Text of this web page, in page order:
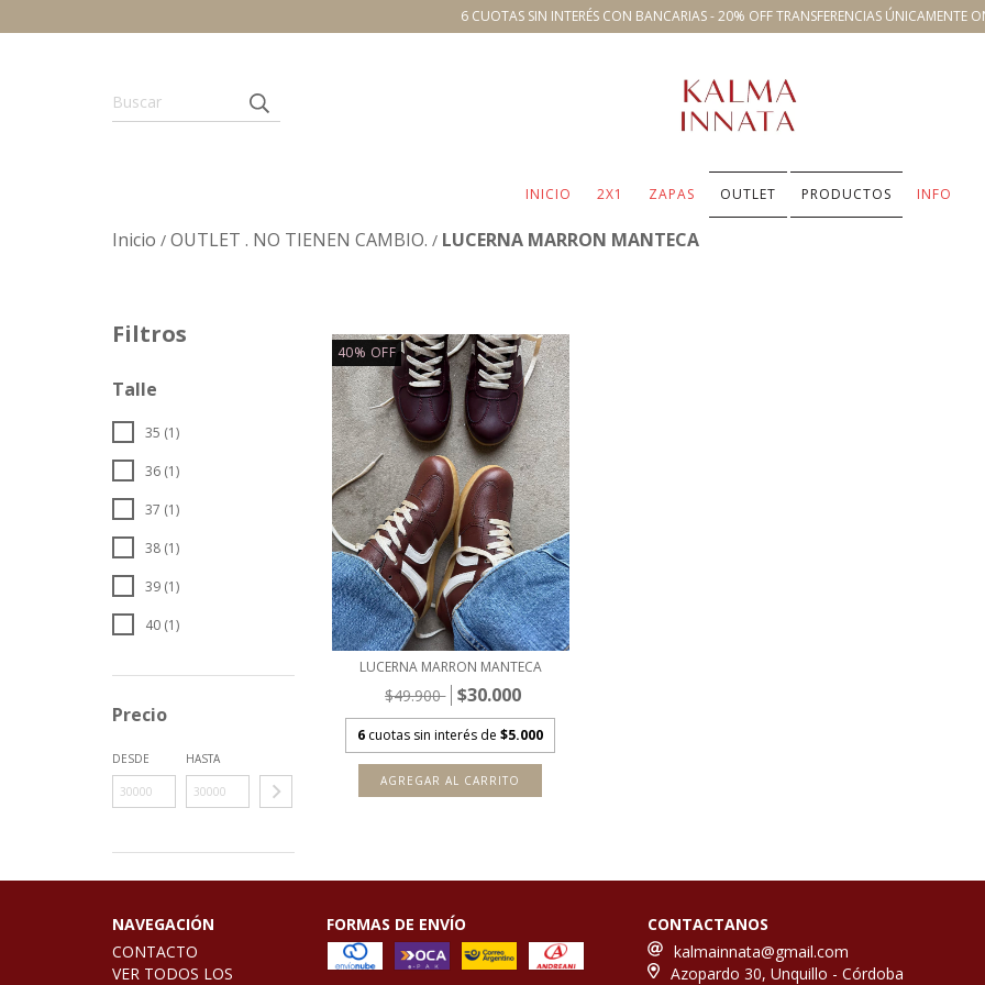
6 CUOTAS SIN INTERÉS CON BANCARIAS - 20% OFF TRANSFERENCIAS ÚNICAMENTE
INICIO 2X1 ZAPAS OUTLET PRODUCTOS INFO
Inicio / OUTLET . NO TIENEN CAMBIO. / LUCERNA MARRON MANTECA
Filtros
Talle
35 (1)
36 (1)
37 (1)
38 (1)
39 (1)
40 (1)
Precio
DESDE HASTA
40% OFF
LUCERNA MARRON MANTECA
$49.900 $30.000
6 cuotas sin interés de$5.000
AGREGAR AL CARRITO
NAVEGACIÓN
CONTACTO
VER TODOS LOS
FORMAS DE ENVÍO
CONTACTANOS
kalmainnata@gmail.com
Azopardo 30, Unquillo - Córdoba